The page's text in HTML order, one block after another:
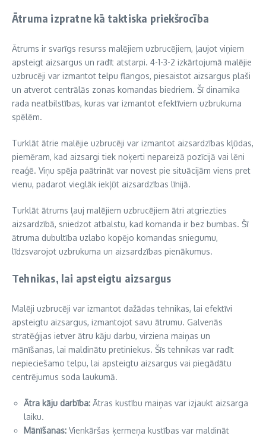
Ātruma izpratne kā taktiska priekšrocība
Ātrums ir svarīgs resurss malējiem uzbrucējiem, ļaujot viņiem
apsteigt aizsargus un radīt atstarpi. 4-1-3-2 izkārtojumā malējie
uzbrucēji var izmantot telpu flangos, piesaistot aizsargus plaši
un atverot centrālās zonas komandas biedriem. Šī dinamika
rada neatbilstības, kuras var izmantot efektīviem uzbrukuma
spēlēm.
Turklāt ātrie malējie uzbrucēji var izmantot aizsardzības kļūdas,
piemēram, kad aizsargi tiek noķerti nepareizā pozīcijā vai lēni
reaģē. Viņu spēja paātrināt var novest pie situācijām viens pret
vienu, padarot vieglāk iekļūt aizsardzības līnijā.
Turklāt ātrums ļauj malējiem uzbrucējiem ātri atgriezties
aizsardzībā, sniedzot atbalstu, kad komanda ir bez bumbas. Šī
ātruma dubultība uzlabo kopējo komandas sniegumu,
līdzsvarojot uzbrukuma un aizsardzības pienākumus.
Tehnikas, lai apsteigtu aizsargus
Malēji uzbrucēji var izmantot dažādas tehnikas, lai efektīvi
apsteigtu aizsargus, izmantojot savu ātrumu. Galvenās
stratēģijas ietver ātru kāju darbu, virziena maiņas un
mānīšanas, lai maldinātu pretiniekus. Šīs tehnikas var radīt
nepieciešamo telpu, lai apsteigtu aizsargus vai piegādātu
centrējumus soda laukumā.
Ātra kāju darbība: Ātras kustību maiņas var izjaukt aizsarga
laiku.
Mānīšanas: Vienkāršas ķermeņa kustības var maldināt